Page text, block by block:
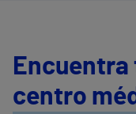
centro